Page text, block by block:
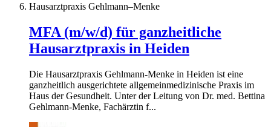
Hausarztpraxis Gehlmann–Menke
MFA (m/w/d) für ganzheitliche
Hausarztpraxis in Heiden
Die Hausarztpraxis Gehlmann-Menke in Heiden ist eine
ganzheitlich ausgerichtete allgemeinmedizinische Praxis im
Haus der Gesundheit. Unter der Leitung von Dr. med. Bettina
Gehlmann-Menke, Fachärztin f...